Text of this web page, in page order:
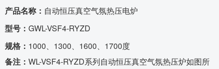
产品名称： 自动恒压真空气氛热压电炉
型号： GWL-VSF4-RYZD
规格： 1000、1300、1600、1700度
备注： WL-VSF4-RYZD系列自动恒压真空气氛热压炉如图所